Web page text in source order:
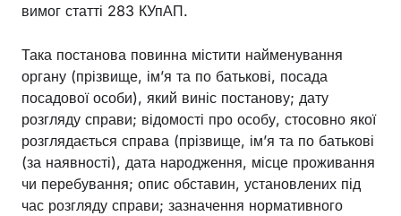
вимог статті 283 КУпАП.
Така постанова повинна містити найменування
органу (прізвище, ім’я та по батькові, посада
посадової особи), який виніс постанову; дату
розгляду справи; відомості про особу, стосовно якої
розглядається справа (прізвище, ім’я та по батькові
(за наявності), дата народження, місце проживання
чи перебування; опис обставин, установлених під
час розгляду справи; зазначення нормативного